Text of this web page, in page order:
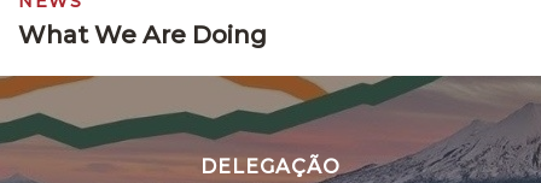
What We Are Doing
DELEGAÇÃO